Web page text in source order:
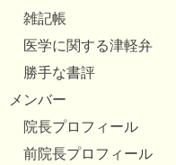
雑記帳
医学に関する津軽弁
勝手な書評
メンバー
院長プロフィール
前院長プロフィール